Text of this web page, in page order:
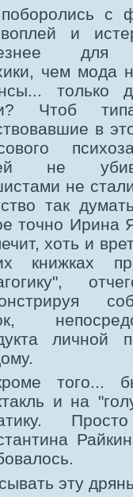
с
и
для
чем мода
только
Чтоб
в
не
не
так
точно Ирина
хоть и
книжках
личной
того...
и на
эту